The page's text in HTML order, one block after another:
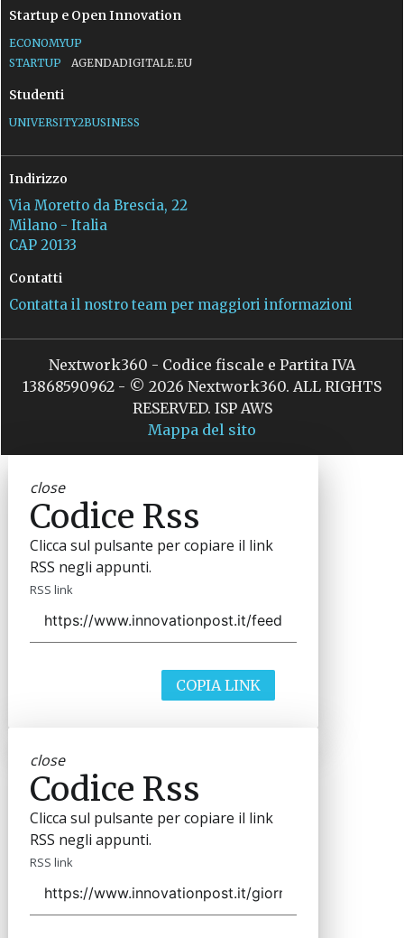
Startup e Open Innovation
ECONOMYUP
STARTUP
AGENDADIGITALE.EU
Studenti
UNIVERSITY2BUSINESS
Indirizzo
Via Moretto da Brescia, 22
Milano - Italia
CAP 20133
Contatti
Contatta il nostro team per maggiori informazioni
Nextwork360 - Codice fiscale e Partita IVA
13868590962 - © 2026 Nextwork360. ALL RIGHTS
RESERVED. ISP AWS
Mappa del sito
close
Codice Rss
Clicca sul pulsante per copiare il link
RSS negli appunti.
RSS link
COPIA LINK
close
Codice Rss
Clicca sul pulsante per copiare il link
RSS negli appunti.
RSS link